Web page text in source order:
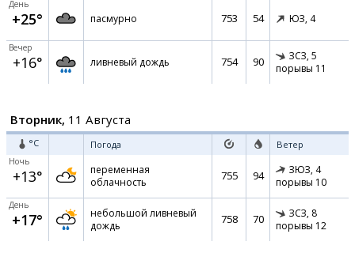
День
+25° пасмурно 753 54 ЮЗ, 4
Вечер
+16° ливневый дождь 754 90 ЗСЗ, 5
порывы 11
Вторник, 11 Августа
°C Погода Ветер
Ночь
+13°
переменная
облачность
755 94 ЗЮЗ, 4
порывы 10
День
+17°
небольшой ливневый
дождь
758 70 ЗСЗ, 8
порывы 12